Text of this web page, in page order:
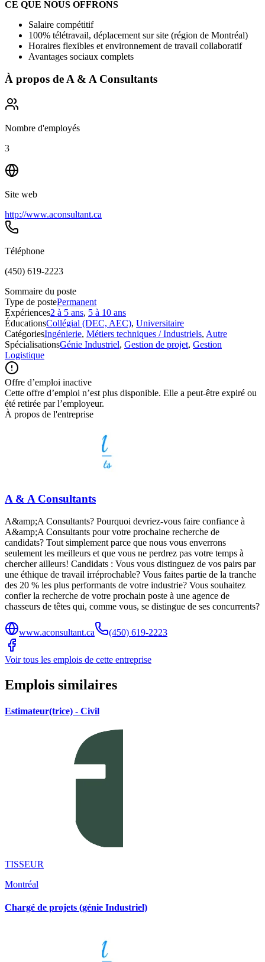
CE QUE NOUS OFFRONS
Salaire compétitif
100% télétravail, déplacement sur site (région de Montréal)
Horaires flexibles et environnement de travail collaboratif
Avantages sociaux complets
À propos deA & A Consultants
Nombre d'employés
3
Site web
http://www.aconsultant.ca
Téléphone
(450) 619-2223
Sommaire du poste
Type de postePermanent
Expériences2 à 5 ans, 5 à 10 ans
ÉducationsCollégial (DEC, AEC), Universitaire
CatégoriesIngénierie, Métiers techniques / Industriels, Autre
SpécialisationsGénie Industriel, Gestion de projet, Gestion
Logistique
Offre d’emploi inactive
Cette offre d’emploi n’est plus disponible. Elle a peut-être expiré ou
été retirée par l’employeur.
À propos de l'entreprise
A & A Consultants
A&amp;A Consultants? Pourquoi devriez-vous faire confiance à
A&amp;A Consultants pour votre prochaine recherche de
candidats? Tout simplement parce que nous vous enverrons
seulement les meilleurs et que vous ne perdrez pas votre temps à
chercher ailleurs! Candidats : Vous vous distinguez de vos pairs par
une éthique de travail irréprochable? Vous faites partie de la tranche
des 20 % les plus performants de votre industrie? Vous souhaitez
confier la recherche de votre prochain poste à une agence de
chasseurs de têtes qui, comme vous, se distingue de ses concurrents?
www.aconsultant.ca (450) 619-2223
Voir tous les emplois de cette entreprise
Emplois similaires
Estimateur(trice) - Civil
TISSEUR
Montréal
Chargé de projets (génie Industriel)